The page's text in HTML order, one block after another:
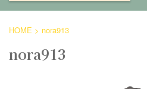
HOME > nora913
nora913